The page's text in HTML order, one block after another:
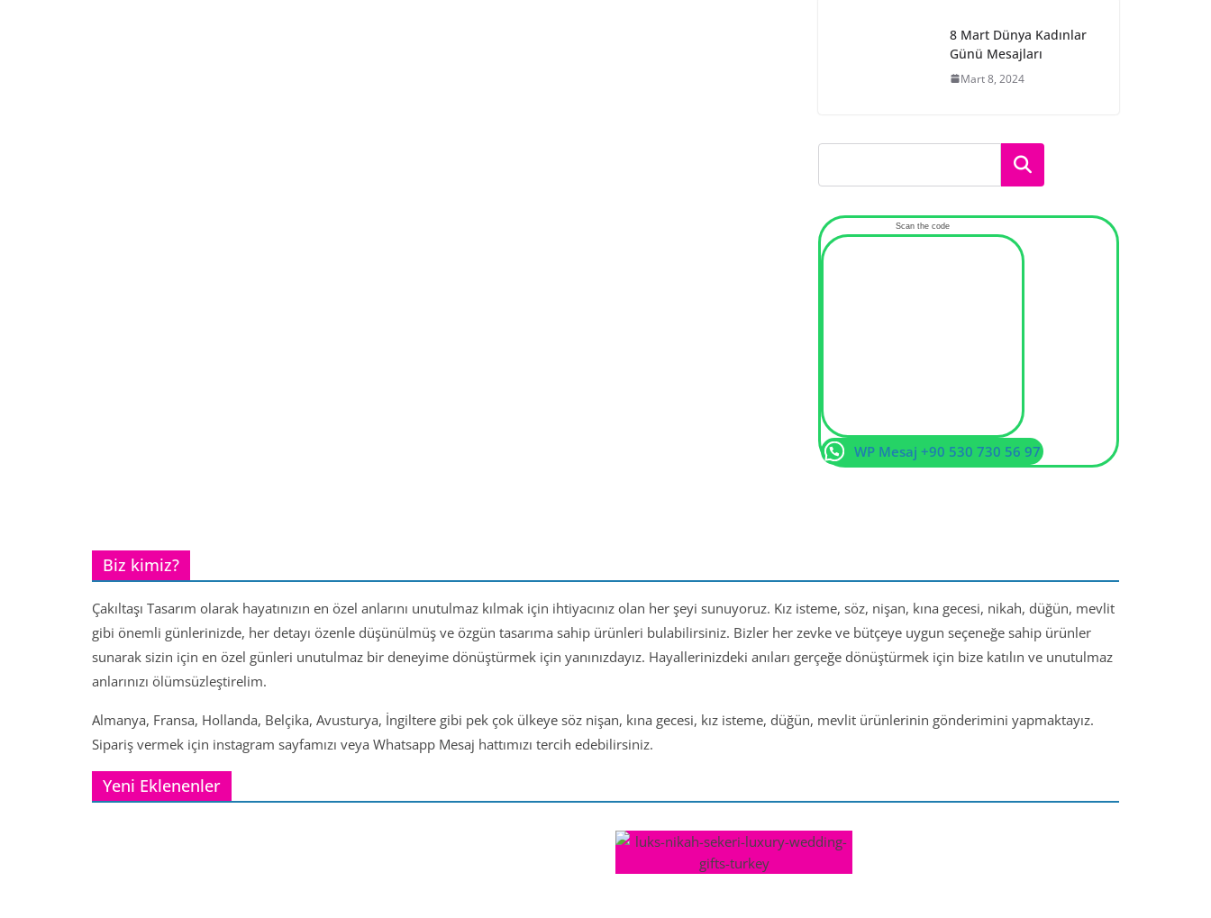
8 Mart Dünya Kadınlar
Günü Mesajları
Mart 8, 2024
Ara
Scan the code
WP Mesaj +90 530 730 56 97
Biz kimiz?
Çakıltaşı Tasarım olarak hayatınızın en özel anlarını unutulmaz kılmak için ihtiyacınız olan her şeyi sunuyoruz. Kız isteme, söz, nişan, kına gecesi, nikah, düğün, mevlit
gibi önemli günlerinizde, her detayı özenle düşünülmüş ve özgün tasarıma sahip ürünleri bulabilirsiniz. Bizler her zevke ve bütçeye uygun seçeneğe sahip ürünler
sunarak sizin için en özel günleri unutulmaz bir deneyime dönüştürmek için yanınızdayız. Hayallerinizdeki anıları gerçeğe dönüştürmek için bize katılın ve unutulmaz
anlarınızı ölümsüzleştirelim.
Almanya, Fransa, Hollanda, Belçika, Avusturya, İngiltere gibi pek çok ülkeye söz nişan, kına gecesi, kız isteme, düğün, mevlit ürünlerinin gönderimini yapmaktayız.
Sipariş vermek için instagram sayfamızı veya Whatsapp Mesaj hattımızı tercih edebilirsiniz.
Yeni Eklenenler